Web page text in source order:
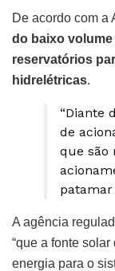
De acordo com a
do baixo
reservatórios
hidrelétricas.
“Diante
de
que são
patamar
A agência
“que a fonte
energia para o